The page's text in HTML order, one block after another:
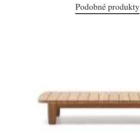
Podobné produkty